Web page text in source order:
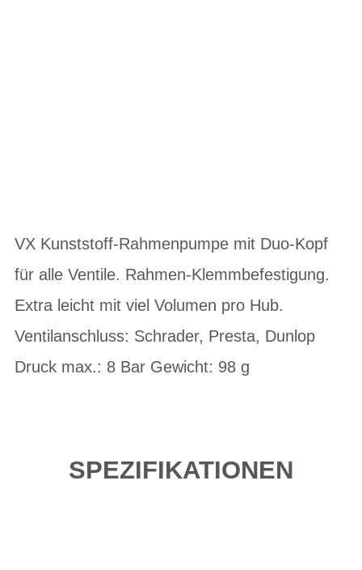
VX Kunststoff-Rahmenpumpe mit Duo-Kopf
für alle Ventile. Rahmen-Klemmbefestigung.
Extra leicht mit viel Volumen pro Hub.
Ventilanschluss: Schrader, Presta, Dunlop
Druck max.: 8 Bar Gewicht: 98 g
SPEZIFIKATIONEN